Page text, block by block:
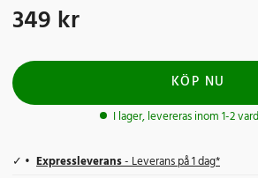
Pris:349 kr
349 kr
KÖP NU
I lager, levereras inom 1-2
Expressleverans- Leverans på 1 dag*